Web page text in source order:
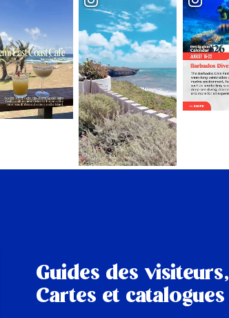
Guides des visiteurs,
Cartes et catalogues